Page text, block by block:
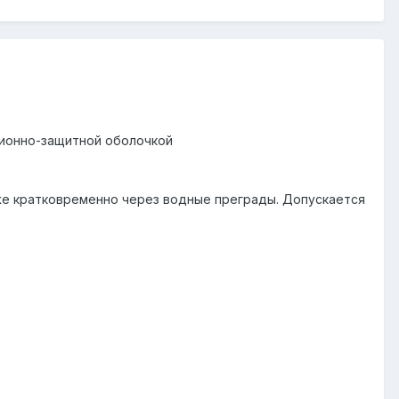
защитной оболочкой
кратковременно через водные преграды. Допускается